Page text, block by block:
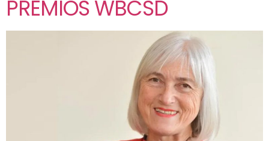
PREMIOS WBCSD